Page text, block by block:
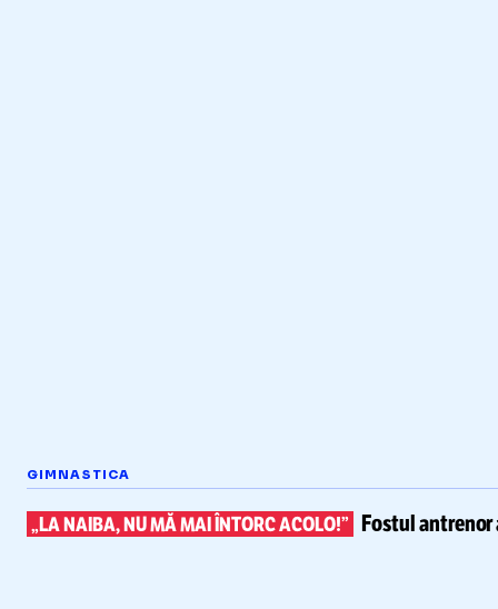
GIMNASTICA
„LA NAIBA, NU MĂ MAI ÎNTORC ACOLO!” Fostul